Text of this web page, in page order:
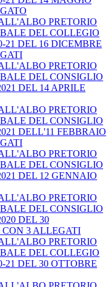
PRETORIO
DEL COLLEGIO
21 DEL 16 DICEMBRE
PRETORIO
DEL CONSIGLIO
DEL 14 APRILE
PRETORIO
DEL CONSIGLIO
DELL'11 FEBBRAIO
PRETORIO
DEL CONSIGLIO
DEL 12 GENNAIO
PRETORIO
DEL CONSIGLIO
DEL 30
CON 3 ALLEGATI
PRETORIO
DEL COLLEGIO
21 DEL 30 OTTOBRE